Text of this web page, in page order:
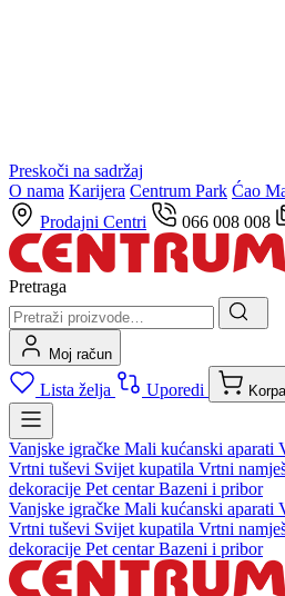
Preskoči na sadržaj
O nama Karijera Centrum Park Ćao
Prodajni Centri
066 008 008
Pretraga
Moj račun
Lista želja Uporedi Korpa
Vanjske igračke Mali kućanski aparati
Vrtni tuševi Svijet kupatila Vrtni
dekoracije Pet centarBazeni i pribor
Vanjske igračke Mali kućanski aparati
Vrtni tuševi Svijet kupatila Vrtni
dekoracije Pet centarBazeni i pribor